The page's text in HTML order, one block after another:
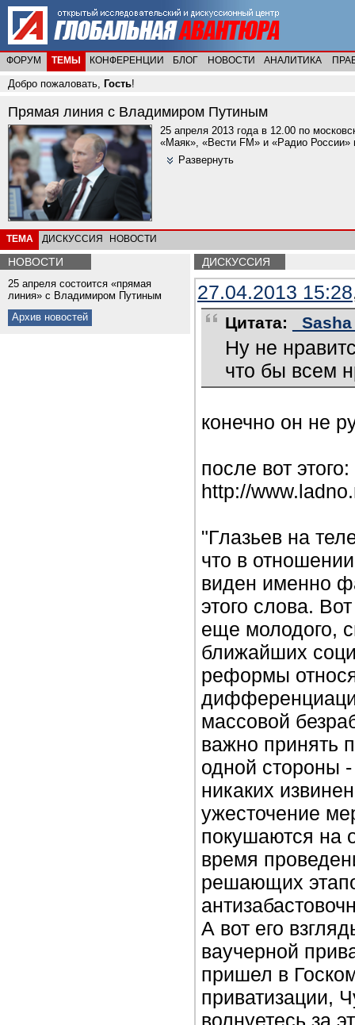
ФОРУМ ТЕМЫ КОНФЕРЕНЦИИ БЛОГ НОВОСТИ АНАЛИТИКА
Добро пожаловать, Гость!
Прямая линия с Владимиром Путиным
25 апреля 2013 года в 12.00 по
«Маяк», «Вести FМ» и «Радио
Развернуть
ТЕМА ДИСКУССИЯ НОВОСТИ
НОВОСТИ
25 апреля состоится «прямая
линия» с Владимиром Путиным
Архив новостей
ДИСКУССИЯ
27.04.2013 15:28
Цитата:
Ну не
что бы всем
конечно он не
после вот этого:
http://
"Глазьев на
что в
виден именно
этого слова.
еще молодого,
ближайших
реформы
массовой
важно принять
одной стороны -
никаких
ужесточение
покушаются на
время
решающих
А вот его
ваучерной
пришел в
приватизации,
волнуетесь за